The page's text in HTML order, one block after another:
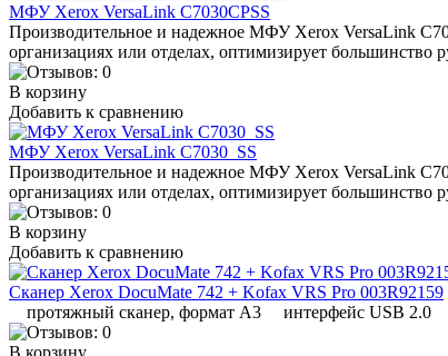
МФУ Xerox VersaLink C7030CPSS
Производительное и надежное МФУ Xerox VersaLink
организациях или отделах, оптимизирует большинство
В корзину
Добавить к сравнению
МФУ Xerox VersaLink C7030_SS
Производительное и надежное МФУ Xerox VersaLink
организациях или отделах, оптимизирует большинство
В корзину
Добавить к сравнению
Сканер Xerox DocuMate 742 + Kofax VRS Pro 003R92159
протяжный сканер, формат A3 интерфейс USB 2.0
В корзину